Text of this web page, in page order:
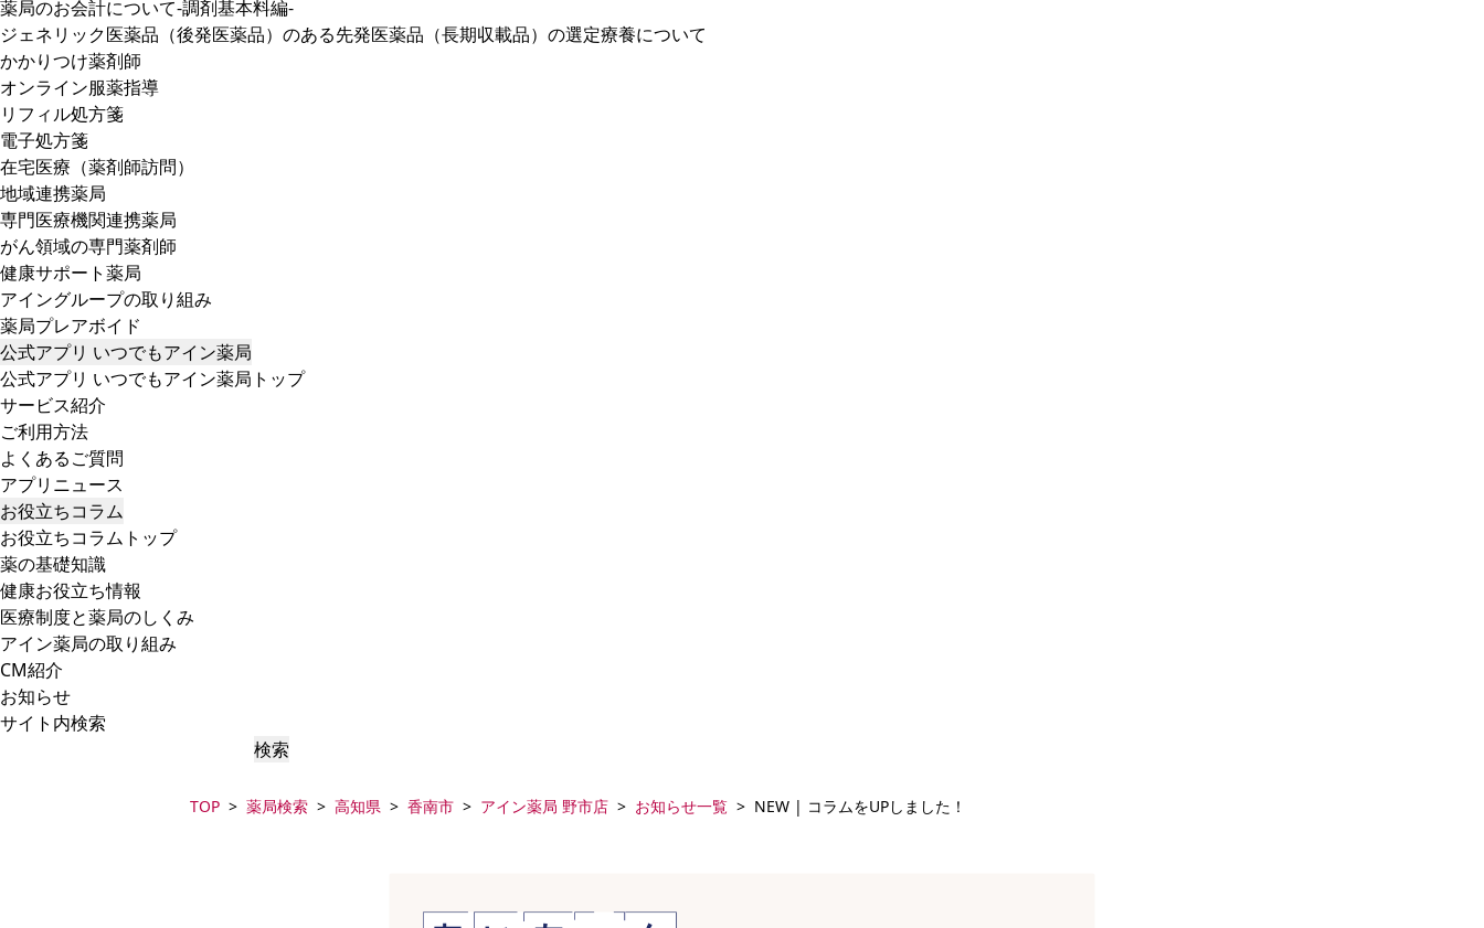
薬局のお会計について-調剤基本料編-
ジェネリック医薬品（後発医薬品）のある先発医薬品（長期収載品）の選定療養について
かかりつけ薬剤師
オンライン服薬指導
リフィル処方箋
電子処方箋
在宅医療（薬剤師訪問）
地域連携薬局
専門医療機関連携薬局
がん領域の専門薬剤師
健康サポート薬局
アイングループの取り組み
薬局プレアボイド
公式アプリ いつでもアイン薬局
公式アプリ いつでもアイン薬局トップ
サービス紹介
ご利用方法
よくあるご質問
アプリニュース
お役立ちコラム
お役立ちコラムトップ
薬の基礎知識
健康お役立ち情報
医療制度と薬局のしくみ
アイン薬局の取り組み
CM紹介
お知らせ
サイト内検索
検索
TOP 薬局検索 高知県 香南市 アイン薬局 野市店 お知らせ一覧 NEW | コラムをUPしました！